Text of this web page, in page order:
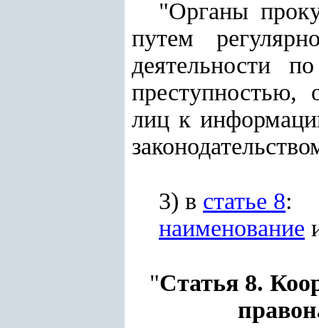
"Органы
путем
деятельности
преступностью,
лиц к
3) в статье 8:
наименование
"Статья 8.